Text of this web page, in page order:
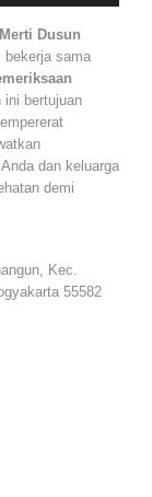
Merti Dusun
bekerja sama
ini bertujuan
dan keluarga
demi
Kec.
55582